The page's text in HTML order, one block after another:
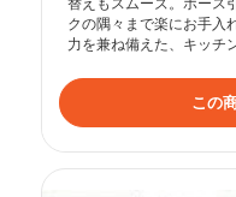
替えもスムーズ。ホース
クの隅々まで楽にお手入
力を兼ね備えた、キッチ
この